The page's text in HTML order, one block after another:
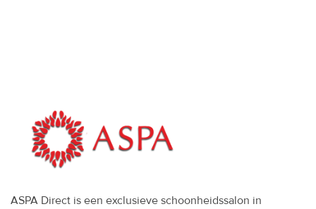
ASPA Direct is een exclusieve schoonheidssalon in